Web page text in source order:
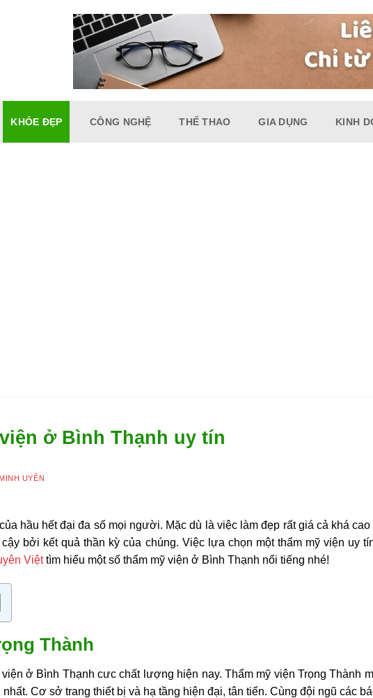
KHỎE ĐẸP CÔNG NGHỆ THỂ THAO GIA DỤNG KINH
ở Bình Thạnh uy tín
UYÊN
hầu hết đại đa số mọi người. Mặc dù là việc làm đẹp rất giá cả khá
bởi kết quả thần kỳ của chúng. Việc lựa chọn một thẩm mỹ viện uy
Việttìm hiểu một sốthẩm mỹ viện ở Bình Thạnh nổi tiếng nhé!
Thành
viện ở Bình Thạnh cưc chất lượng hiện nay. Thẩm mỹ viện Trọng Thành
Cơ sở trang thiết bị và hạ tầng hiện đại, tân tiến. Cùng đội ngũ các